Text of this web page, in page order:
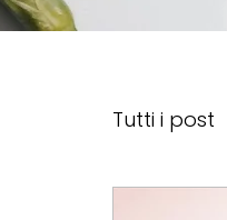
Tutti i post